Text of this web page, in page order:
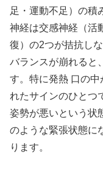
足・運動不足）の積
神経は交感神経（活
復）の2つが拮抗し
バランスが崩れると
す。特に発熱 口の
れたサインのひとつ
姿勢が悪いという状
のような緊張状態に
ります。